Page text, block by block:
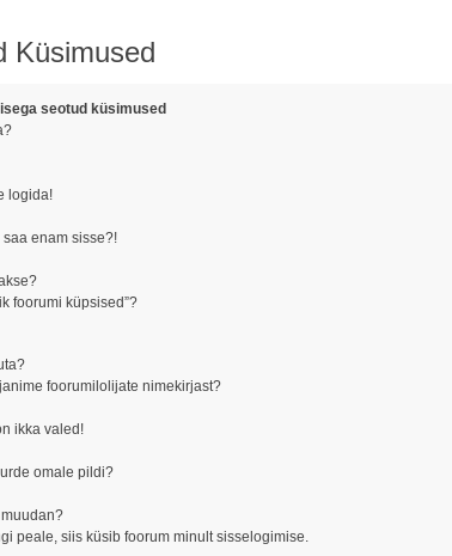
Küsimused
seotud küsimused
logida!
enam sisse?!
foorumi küpsised”?
foorumilolijate nimekirjast?
ikka valed!
omale pildi?
peale, siis küsib foorum minult sisselogimise.